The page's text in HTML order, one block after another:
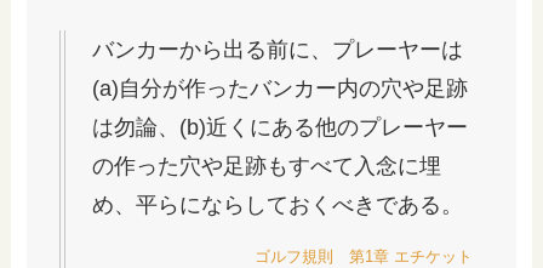
バンカーから出る前に、プレーヤーは
(a)自分が作ったバンカー内の穴や足跡
は勿論、(b)近くにある他のプレーヤー
の作った穴や足跡もすべて入念に埋
め、平らにならしておくべきである。
ゴルフ規則 第1章 エチケット